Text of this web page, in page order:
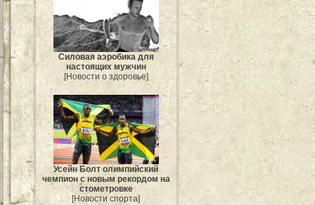
Силовая аэробика для
настоящих мужчин
[Новости о здоровье]
Усейн Болт олимпийский
чемпион с новым рекордом на
стометровке
[Новости спорта]